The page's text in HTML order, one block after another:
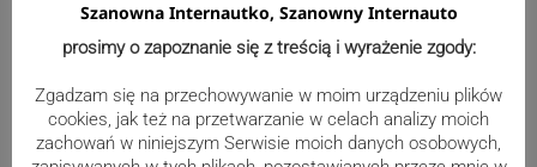
pobiera świadczenie Mama 4 plus.
Najwięcej w województwie śląskim
Reklama
Szanowna Internautko, Szanowny Internauto
prosimy o zapoznanie się z treścią i wyrażenie zgody:
Zgadzam się na przechowywanie w moim urządzeniu plików
cookies, jak też na przetwarzanie w celach analizy moich
zachowań w niniejszym Serwisie moich danych osobowych,